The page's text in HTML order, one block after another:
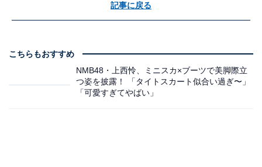
記事に戻る
こちらもおすすめ
NMB48・上西怜、ミニスカ×ブーツで美脚際立
つ姿を披露！ 「タイトスカート似合い過ぎ〜」
「可愛すぎてやばい」